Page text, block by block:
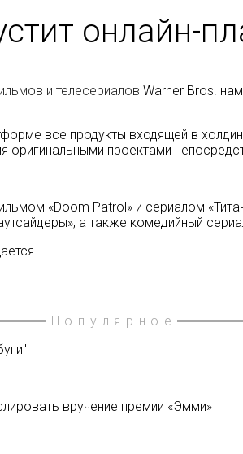
онлайн-
и телесериалов Warner Bros.
все продукты входящей в
проектами
«Doom Patrol» и сериалом
а также комедийный
Популярное
вручение премии «Эмми»